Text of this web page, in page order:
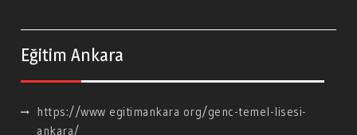
Eğitim Ankara
https://www egitimankara org/genc-temel-lisesi-
ankara/